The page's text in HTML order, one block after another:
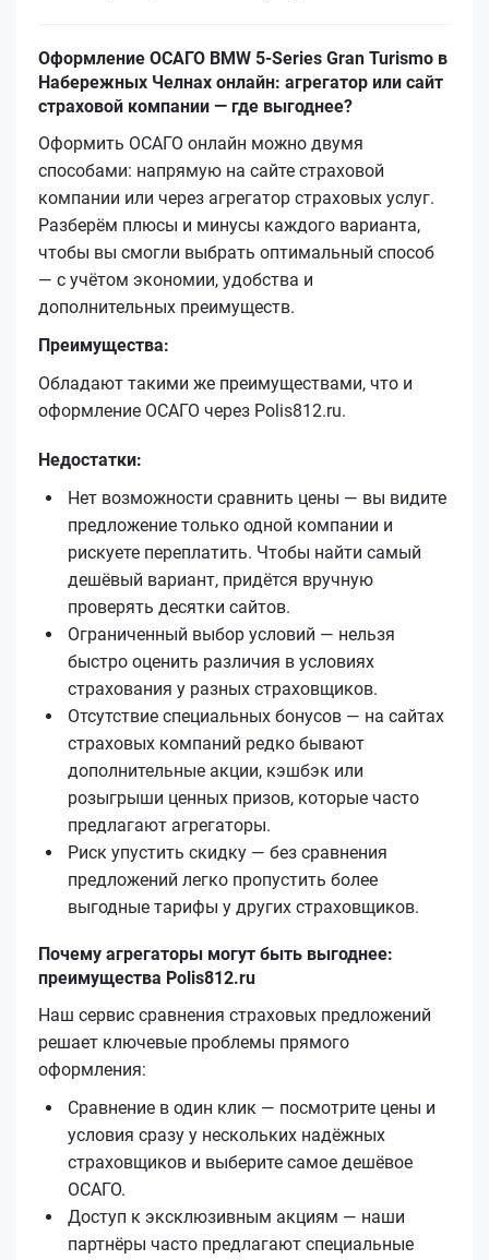
Оформление ОСАГО BMW 5-Series Gran Turismo в
Набережных Челнах онлайн: агрегатор или сайт
страховой компании — где выгоднее?
Оформить ОСАГО онлайн можно двумя
способами: напрямую на сайте страховой
компании или через агрегатор страховых услуг.
Разберём плюсы и минусы каждого варианта,
чтобы вы смогли выбрать оптимальный способ
— с учётом экономии, удобства и
дополнительных преимуществ.
Преимущества:
Обладают такими же преимуществами, что и
оформление ОСАГО через Polis812.ru.
Недостатки:
Нет возможности сравнить цены — вы видите
предложение только одной компании и
рискуете переплатить. Чтобы найти самый
дешёвый вариант, придётся вручную
проверять десятки сайтов.
Ограниченный выбор условий — нельзя
быстро оценить различия в условиях
страхования у разных страховщиков.
Отсутствие специальных бонусов — на сайтах
страховых компаний редко бывают
дополнительные акции, кэшбэк или
розыгрыши ценных призов, которые часто
предлагают агрегаторы.
Риск упустить скидку — без сравнения
предложений легко пропустить более
выгодные тарифы у других страховщиков.
Почему агрегаторы могут быть выгоднее:
преимущества Polis812.ru
Наш сервис сравнения страховых предложений
решает ключевые проблемы прямого
оформления:
Сравнение в один клик — посмотрите цены и
условия сразу у нескольких надёжных
страховщиков и выберите самое дешёвое
ОСАГО.
Доступ к эксклюзивным акциям — наши
партнёры часто предлагают специальные